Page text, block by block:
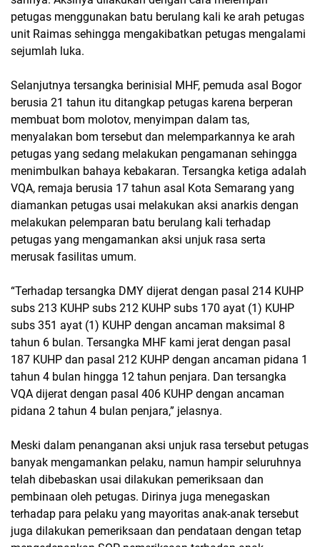
petugas menggunakan batu berulang kali ke arah petugas
unit Raimas sehingga mengakibatkan petugas mengalami
sejumlah luka.
Selanjutnya tersangka berinisial MHF, pemuda asal Bogor
berusia 21 tahun itu ditangkap petugas karena berperan
membuat bom molotov, menyimpan dalam tas,
menyalakan bom tersebut dan melemparkannya ke arah
petugas yang sedang melakukan pengamanan sehingga
menimbulkan bahaya kebakaran. Tersangka ketiga adalah
VQA, remaja berusia 17 tahun asal Kota Semarang yang
diamankan petugas usai melakukan aksi anarkis dengan
melakukan pelemparan batu berulang kali terhadap
petugas yang mengamankan aksi unjuk rasa serta
merusak fasilitas umum.
“Terhadap tersangka DMY dijerat dengan pasal 214 KUHP
subs 213 KUHP subs 212 KUHP subs 170 ayat (1) KUHP
subs 351 ayat (1) KUHP dengan ancaman maksimal 8
tahun 6 bulan. Tersangka MHF kami jerat dengan pasal
187 KUHP dan pasal 212 KUHP dengan ancaman pidana 1
tahun 4 bulan hingga 12 tahun penjara. Dan tersangka
VQA dijerat dengan pasal 406 KUHP dengan ancaman
pidana 2 tahun 4 bulan penjara,” jelasnya.
Meski dalam penanganan aksi unjuk rasa tersebut petugas
banyak mengamankan pelaku, namun hampir seluruhnya
telah dibebaskan usai dilakukan pemeriksaan dan
pembinaan oleh petugas. Dirinya juga menegaskan
terhadap para pelaku yang mayoritas anak-anak tersebut
juga dilakukan pemeriksaan dan pendataan dengan tetap